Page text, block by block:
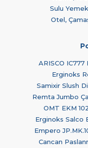
Sulu
Otel,
ARISCO
Erginoks
Samixir Slush
Remta Jumbo
OMT EKM
Erginoks Salco
Empero
Cancan